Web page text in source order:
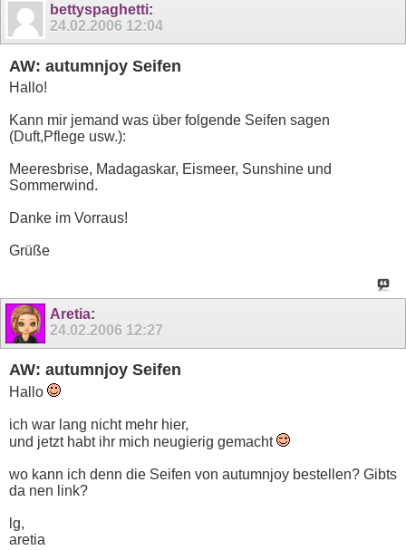
bettyspaghetti:
24.02.2006 12:04
AW: autumnjoy Seifen
Hallo!
Kann mir jemand was über folgende Seifen sagen
(Duft,Pflege usw.):
Meeresbrise, Madagaskar, Eismeer, Sunshine und
Sommerwind.
Danke im Vorraus!
Grüße
Aretia:
24.02.2006 12:27
AW: autumnjoy Seifen
Hallo
ich war lang nicht mehr hier,
und jetzt habt ihr mich neugierig gemacht
wo kann ich denn die Seifen von autumnjoy bestellen? Gibts
da nen link?
lg,
aretia